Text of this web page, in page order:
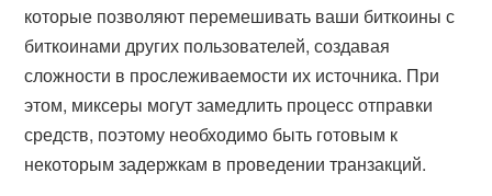
которые позволяют перемешивать ваши биткоины с
биткоинами других пользователей, создавая
сложности в прослеживаемости их источника. При
этом, миксеры могут замедлить процесс отправки
средств, поэтому необходимо быть готовым к
некоторым задержкам в проведении транзакций.